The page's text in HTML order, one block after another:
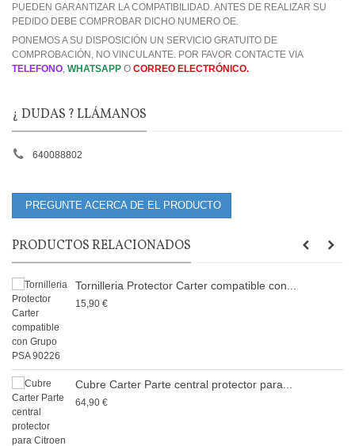
PUEDEN GARANTIZAR LA COMPATIBILIDAD. ANTES DE REALIZAR SU
PEDIDO DEBE COMPROBAR DICHO NUMERO OE.
PONEMOS A SU DISPOSICIÓN UN SERVICIO GRATUITO DE
COMPROBACIÓN, NO VINCULANTE. POR FAVOR CONTACTE VIA
TELEFONO, WHATSAPP O CORREO ELECTRÓNICO.
¿ DUDAS ? LLÁMANOS
640088802
PREGUNTE ACERCA DE EL PRODUCTO
PRODUCTOS RELACIONADOS
Tornilleria Protector Carter compatible con...
15,90 €
Cubre Carter Parte central protector para...
64,90 €